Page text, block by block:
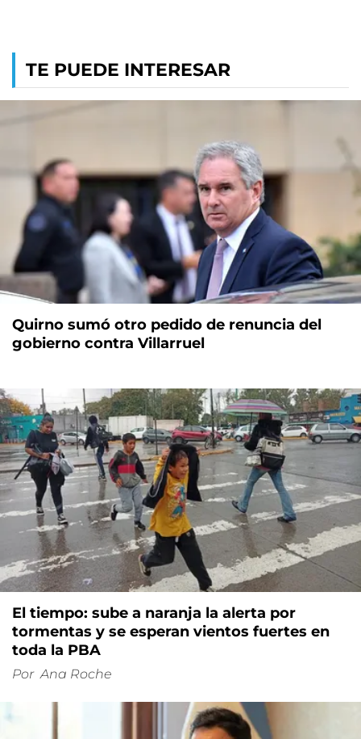
TE PUEDE INTERESAR
Quirno sumó otro pedido de renuncia del
gobierno contra Villarruel
El tiempo: sube a naranja la alerta por
tormentas y se esperan vientos fuertes en
toda la PBA
Por Ana Roche